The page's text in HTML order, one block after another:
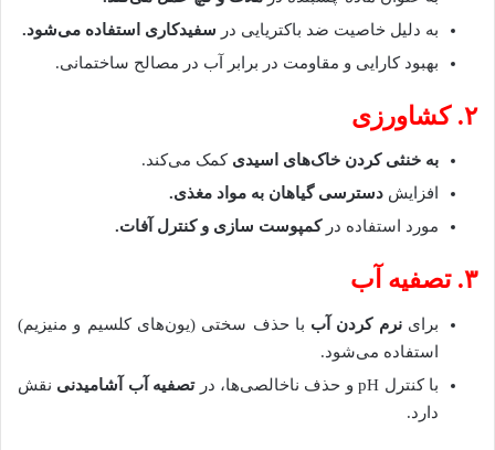
به دلیل خاصیت ضد باکتریایی در سفیدکاری استفاده می‌شود.
بهبود کارایی و مقاومت در برابر آب در مصالح ساختمانی.
۲. کشاورزی
به خنثی کردن خاک‌های اسیدی کمک می‌کند.
افزایش دسترسی گیاهان به مواد مغذی.
مورد استفاده درکمپوست سازی و کنترل آفات.
۳. تصفیه آب
براینرم کردن آب با حذف سختی (یون‌های کلسیم و منیزیم)
استفاده می‌شود.
با کنترل pH و حذف ناخالصی‌ها، در
تصفیه آب آشامیدنی نقش
دارد.